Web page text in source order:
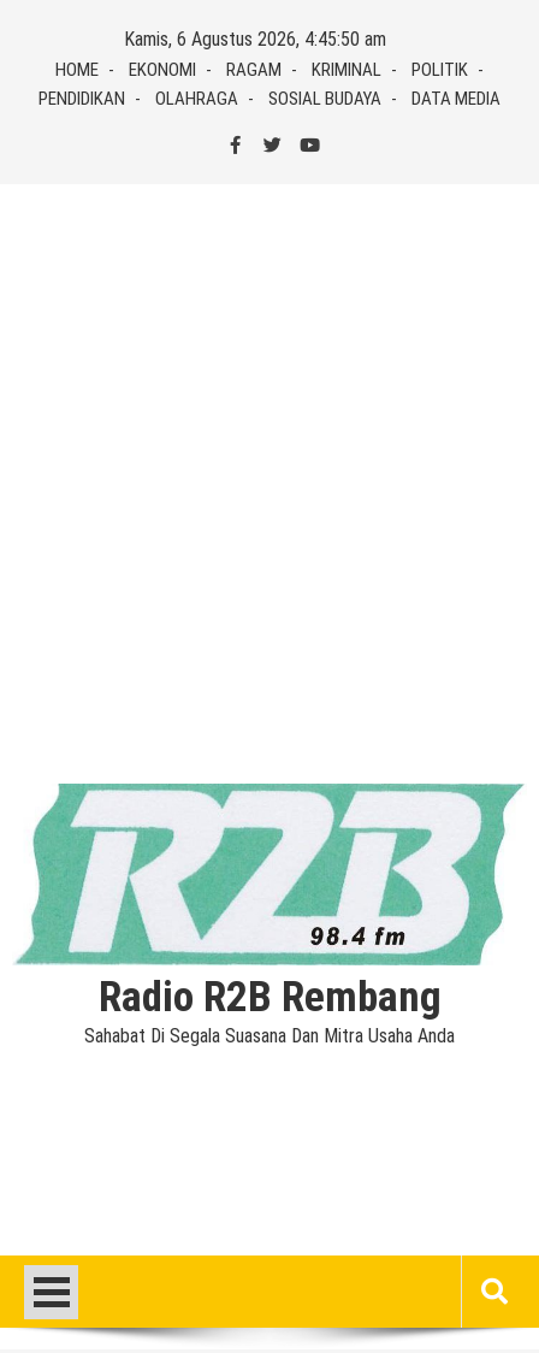
content
Kamis, 6 Agustus 2026, 4:45:51 am
HOME EKONOMI RAGAM KRIMINAL
POLITIK
PENDIDIKAN
OLAHRAGA SOSIAL BUDAYA DATA MEDIA
Radio R2B Rembang
Sahabat Di Segala Suasana Dan Mitra Usaha Anda